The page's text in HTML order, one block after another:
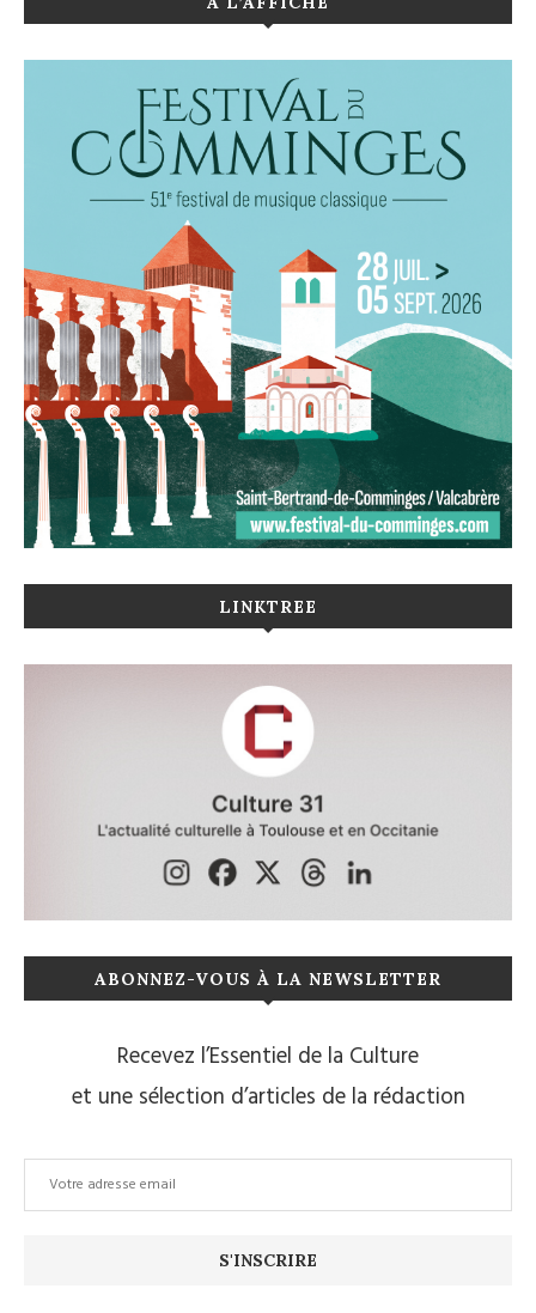
LINKTREE
ABONNEZ-VOUS À LA NEWSLETTER
Recevez l’Essentiel de la Culture
et une sélection d’articles de la rédaction